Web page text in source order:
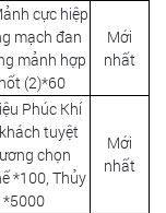
cực hiệp
mạch đan
mảnh hợp
(2)*60
Mới
nhất
Phúc Khí
tuyệt
chọn
*100, Thủy
Mới
nhất